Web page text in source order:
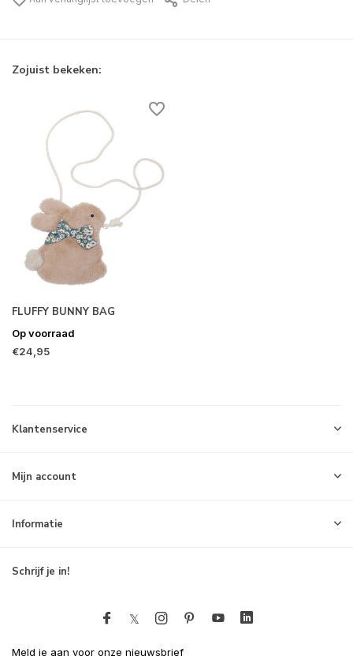
Zojuist bekeken:
FLUFFY BUNNY BAG
Op voorraad
€24,95
Klantenservice
Mijn account
Informatie
Schrijf je in!
Meld je aan voor onze nieuwsbrief